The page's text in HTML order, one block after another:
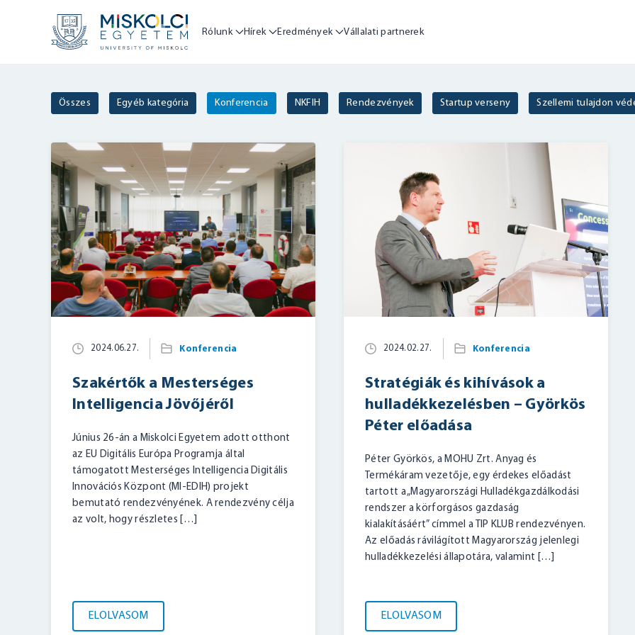
Rólunk Hírek Eredmények Vállalati partnerek
Összes Egyéb kategória Konferencia NKFIH Rendezvények Startup verseny Szellemi tulajdon
2024.06.27. Konferencia
Szakértők a Mesterséges
Intelligencia Jövőjéről
Június 26-án a Miskolci Egyetem adott otthont
az EU Digitális Európa Programja által
támogatott Mesterséges Intelligencia Digitális
Innovációs Központ (MI-EDIH) projekt
bemutató rendezvényének. A rendezvény célja
az volt, hogy részletes […]
ELOLVASOM
2024.02.27. Konferencia
Stratégiák és kihívások a
hulladékkezelésben – Györkös
Péter előadása
Péter Györkös, a MOHU Zrt. Anyag és
Termékáram vezetője, egy érdekes előadást
tartott a „Magyarországi Hulladékgazdálkodási
rendszer a körforgásos gazdaság
kialakításáért” címmel a TIP KLUB rendezvényen.
Az előadás rávilágított Magyarország jelenlegi
hulladékkezelési állapotára, valamint […]
ELOLVASOM